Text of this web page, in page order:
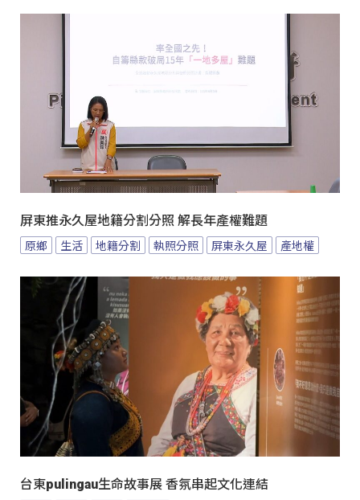
屏東推永久屋地籍分割分照 解長年產權難題
原鄉 生活 地籍分割 執照分照 屏東永久屋 產地權
台東pulingau生命故事展 香氛串起文化連結